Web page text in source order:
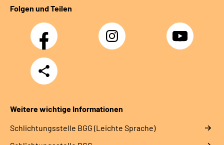
Folgen und Teilen
Facebook Instagram YouTube
Teilen
Weitere wichtige Informationen
Schlich­tungs­stel­le BGG (Leichte Sprache)